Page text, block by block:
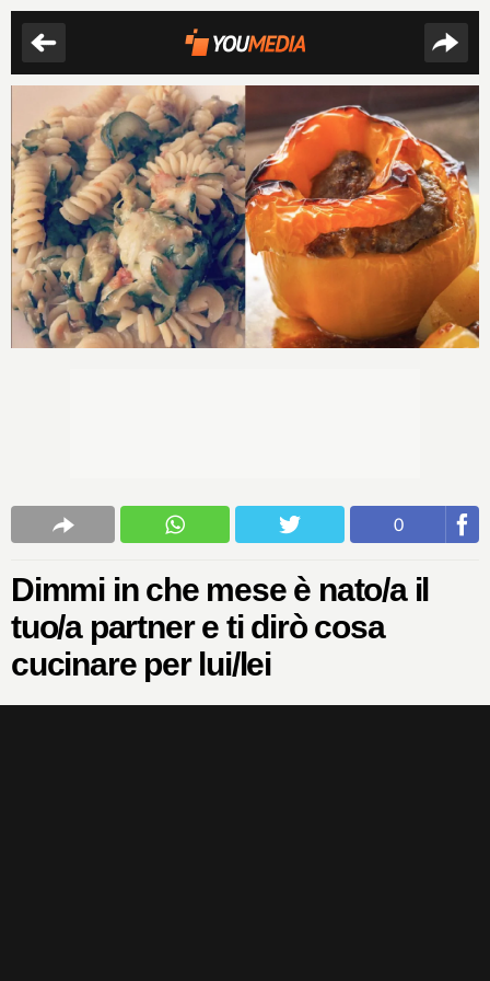
0
Dimmi in che mese è nato/a il
tuo/a partner e ti dirò cosa
cucinare per lui/lei